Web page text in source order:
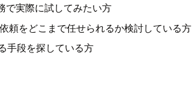
で実際に試してみたい方
頼をどこまで任せられるか検討している方
手段を探している方